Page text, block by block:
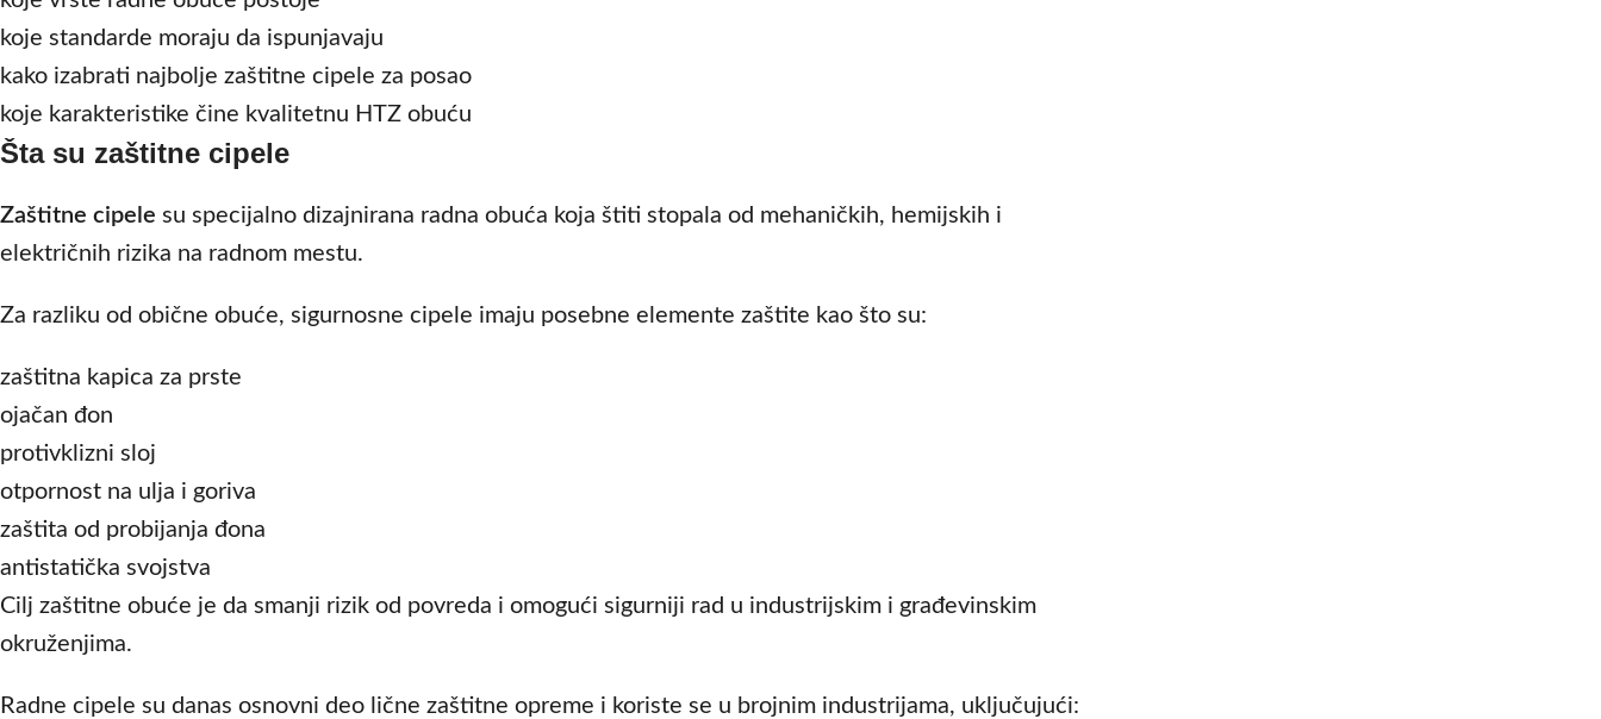
koje standarde moraju da ispunjavaju
kako izabrati najbolje zaštitne cipele za posao
koje karakteristike čine kvalitetnu HTZ obuću
Šta su zaštitne cipele
Zaštitne cipele su specijalno dizajnirana radna obuća koja štiti stopala od mehaničkih, hemijskih i
električnih rizika na radnom mestu.
Za razliku od obične obuće, sigurnosne cipele imaju posebne elemente zaštite kao što su:
zaštitna kapica za prste
ojačan đon
protivklizni sloj
otpornost na ulja i goriva
zaštita od probijanja đona
antistatička svojstva
Cilj zaštitne obuće je da smanji rizik od povreda i omogući sigurniji rad u industrijskim i građevinskim
okruženjima.
Radne cipele su danas osnovni deo lične zaštitne opreme i koriste se u brojnim industrijama, uključujući: